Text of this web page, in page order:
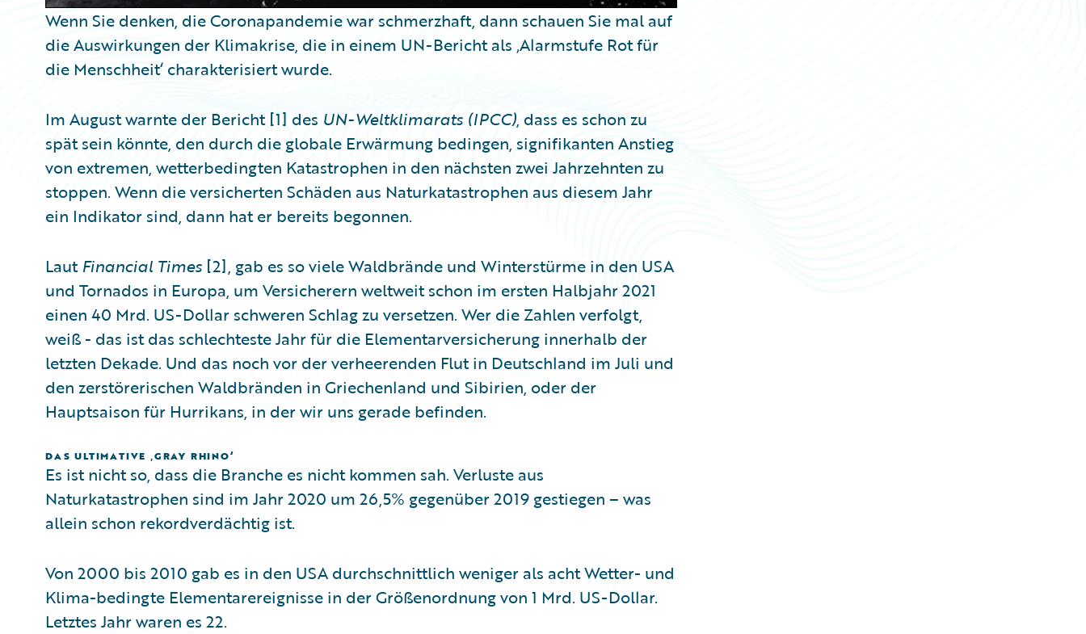
Wenn Sie denken, die Coronapandemie war schmerzhaft, dann schauen Sie mal auf
die Auswirkungen der Klimakrise, die in einem UN-Bericht als ‚Alarmstufe Rot für
die Menschheit‘ charakterisiert wurde.
Im August warnte der Bericht [1] des UN-Weltklimarats (IPCC), dass es schon zu
spät sein könnte, den durch die globale Erwärmung bedingen, signifikanten Anstieg
von extremen, wetterbedingten Katastrophen in den nächsten zwei Jahrzehnten zu
stoppen. Wenn die versicherten Schäden aus Naturkatastrophen aus diesem Jahr
ein Indikator sind, dann hat er bereits begonnen.
Laut Financial Times [2], gab es so viele Waldbrände und Winterstürme in den USA
und Tornados in Europa, um Versicherern weltweit schon im ersten Halbjahr 2021
einen 40 Mrd. US-Dollar schweren Schlag zu versetzen. Wer die Zahlen verfolgt,
weiß - das ist das schlechteste Jahr für die Elementarversicherung innerhalb der
letzten Dekade. Und das noch vor der verheerenden Flut in Deutschland im Juli und
den zerstörerischen Waldbränden in Griechenland und Sibirien, oder der
Hauptsaison für Hurrikans, in der wir uns gerade befinden.
DAS ULTIMATIVE ‚GRAY RHINO‘
Es ist nicht so, dass die Branche es nicht kommen sah. Verluste aus
Naturkatastrophen sind im Jahr 2020 um 26,5% gegenüber 2019 gestiegen – was
allein schon rekordverdächtig ist.
Von 2000 bis 2010 gab es in den USA durchschnittlich weniger als acht Wetter- und
Klima-bedingte Elementarereignisse in der Größenordnung von 1 Mrd. US-Dollar.
Letztes Jahr waren es 22.